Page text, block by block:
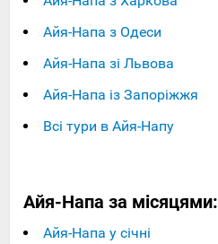
Айя-Напа з Одеси
Айя-Напа зі Львова
Айя-Напа із Запоріжжя
Всі тури в Айя-Напу
Айя-Напа за місяцями:
Айя-Напа у січні